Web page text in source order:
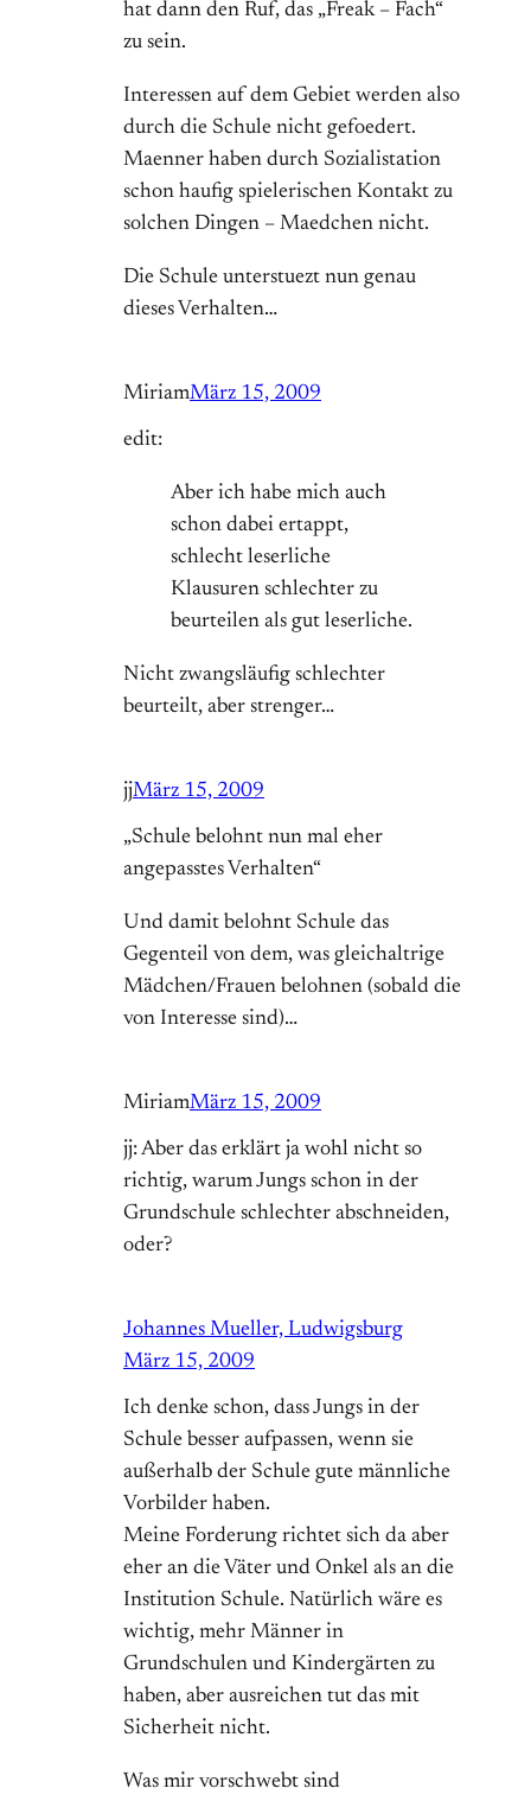
hat dann den Ruf, das „Freak – Fach“
zu sein.
Interessen auf dem Gebiet werden also
durch die Schule nicht gefoedert.
Maenner haben durch Sozialistation
schon haufig spielerischen Kontakt zu
solchen Dingen – Maedchen nicht.
Die Schule unterstuezt nun genau
dieses Verhalten…
MiriamMärz 15, 2009
edit:
Aber ich habe mich auch
schon dabei ertappt,
schlecht leserliche
Klausuren schlechter zu
beurteilen als gut leserliche.
Nicht zwangsläufig schlechter
beurteilt, aber strenger…
jjMärz 15, 2009
„Schule belohnt nun mal eher
angepasstes Verhalten“
Und damit belohnt Schule das
Gegenteil von dem, was gleichaltrige
Mädchen/Frauen belohnen (sobald die
von Interesse sind)…
MiriamMärz 15, 2009
jj: Aber das erklärt ja wohl nicht so
richtig, warum Jungs schon in der
Grundschule schlechter abschneiden,
oder?
Johannes Mueller, Ludwigsburg
März 15, 2009
Ich denke schon, dass Jungs in der
Schule besser aufpassen, wenn sie
außerhalb der Schule gute männliche
Vorbilder haben.
Meine Forderung richtet sich da aber
eher an die Väter und Onkel als an die
Institution Schule. Natürlich wäre es
wichtig, mehr Männer in
Grundschulen und Kindergärten zu
haben, aber ausreichen tut das mit
Sicherheit nicht.
Was mir vorschwebt sind